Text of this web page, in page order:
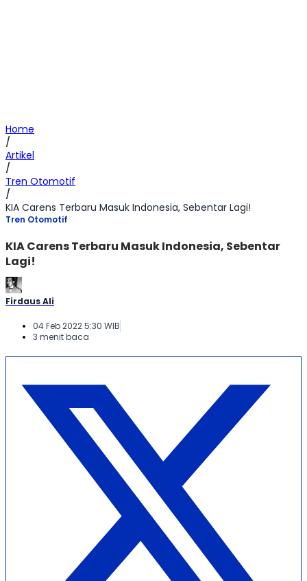
Home
/
Artikel
/
Tren Otomotif
/
KIA Carens Terbaru Masuk Indonesia, Sebentar Lagi!
Tren Otomotif
KIA Carens Terbaru Masuk Indonesia, Sebentar
Lagi!
Firdaus Ali
04 Feb 2022 5:30 WIB
3 menit baca